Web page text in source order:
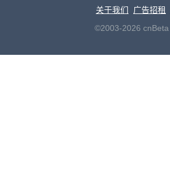
关于我们
广告招租
©2003-2026 cnBeta